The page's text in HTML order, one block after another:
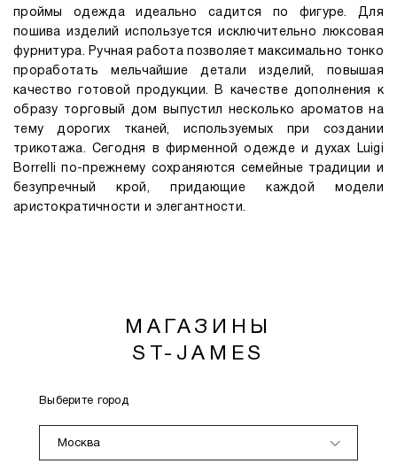
проймы одежда идеально садится по фигуре. Для
пошива изделий используется исключительно люксовая
фурнитура. Ручная работа позволяет максимально тонко
проработать мельчайшие детали изделий, повышая
качество готовой продукции. В качестве дополнения к
образу торговый дом выпустил несколько ароматов на
тему дорогих тканей, используемых при создании
трикотажа. Сегодня в фирменной одежде и духах Luigi
Borrelli по-прежнему сохраняются семейные традиции и
безупречный крой, придающие каждой модели
аристократичности и элегантности.
МАГАЗИНЫ
ST-JAMES
Выберите город
Москва